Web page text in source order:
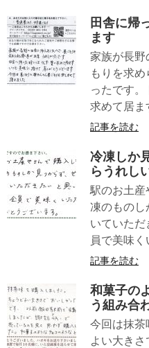
田舎に帰
ます
家族が長
もりを求
ったです
求めて居ま
記事を読む
冷凍しか
らうれし
駅のお土産
凍のものし
いていただ
員で美味
記事を読む
和菓子の
う組み合
今回は抹茶
よい大き